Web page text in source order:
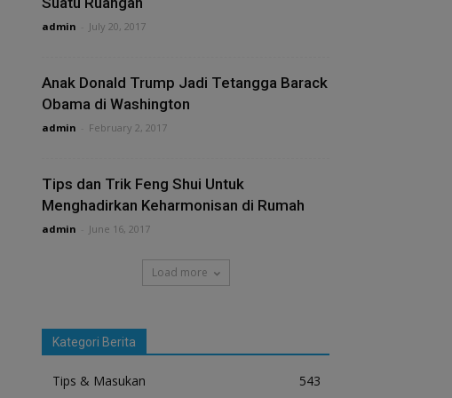
admin July 20, 2017
Anak Donald Trump Jadi Tetangga Barack
Obama di Washington
admin February 2, 2017
Tips dan Trik Feng Shui Untuk
Menghadirkan Keharmonisan di Rumah
admin June 16, 2017
Load more
Kategori Berita
Tips & Masukan 543